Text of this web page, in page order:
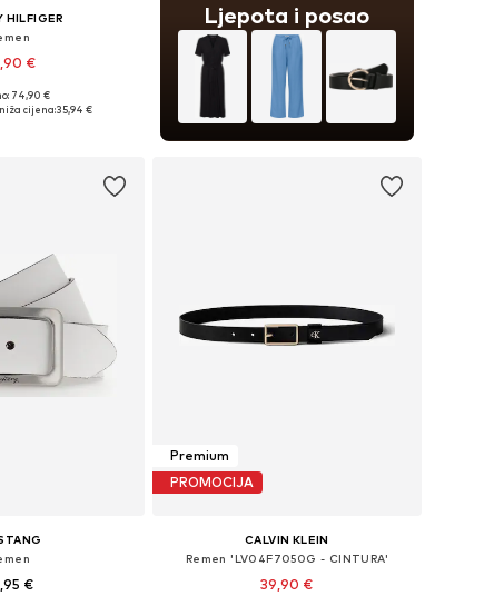
HILFIGER
€
75, 80, 85, 90, 95
74,90 €
cijena:35,94 €
Ljepota i posao
€
Premium
PROMOCIJA
CALVIN KLEIN
Remen 'LV04F7050G - CINTURA'
39,90 €